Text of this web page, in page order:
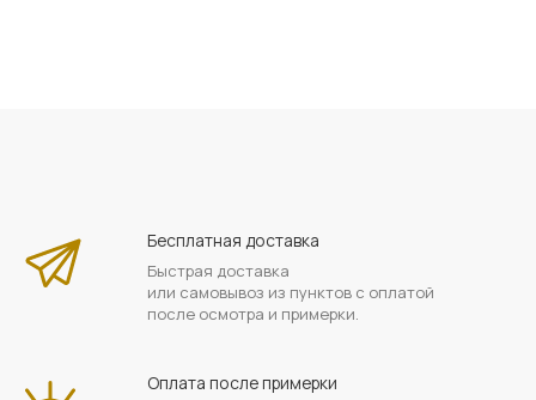
Бесплатная доставка
Быстрая доставка
или самовывоз из пунктов с оплатой
после осмотра и примерки.
Оплата после примерки